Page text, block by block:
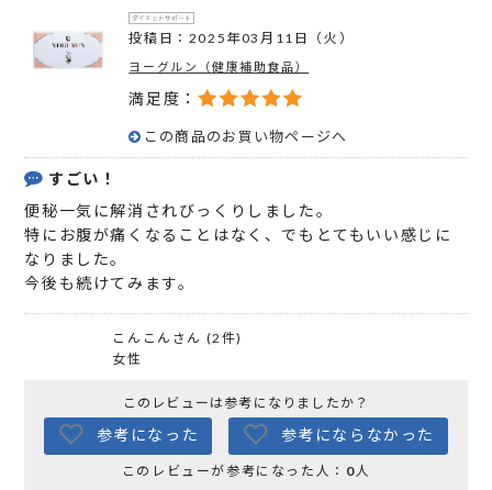
投稿日：2025年03月11日（火）
ヨーグルン（健康補助食品）
満足度：
この商品のお買い物ページへ
すごい！
便秘一気に解消されびっくりしました。
特にお腹が痛くなることはなく、でもとてもいい感じに
なりました。
今後も続けてみます。
こんこんさん (2件)
女性
このレビューは参考になりましたか？
参考になった
参考にならなかった
このレビューが参考になった人： 0人